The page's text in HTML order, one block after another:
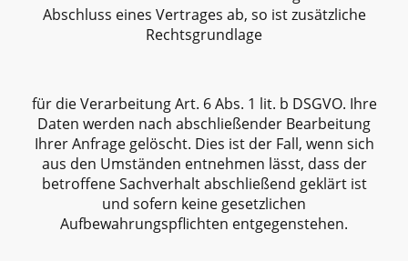
Abschluss eines Vertrages ab, so ist zusätzliche
Rechtsgrundlage
für die Verarbeitung Art. 6 Abs. 1 lit. b DSGVO. Ihre
Daten werden nach abschließender Bearbeitung
Ihrer Anfrage gelöscht. Dies ist der Fall, wenn sich
aus den Umständen entnehmen lässt, dass der
betroffene Sachverhalt abschließend geklärt ist
und sofern keine gesetzlichen
Aufbewahrungspflichten entgegenstehen.